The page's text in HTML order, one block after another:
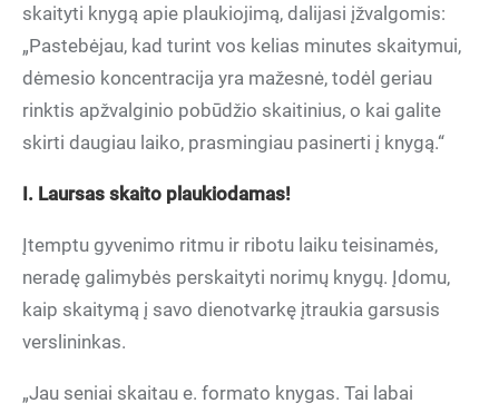
skaityti knygą apie plaukiojimą, dalijasi įžvalgomis:
„Pastebėjau, kad turint vos kelias minutes skaitymui,
dėmesio koncentracija yra mažesnė, todėl geriau
rinktis apžvalginio pobūdžio skaitinius, o kai galite
skirti daugiau laiko, prasmingiau pasinerti į knygą.“
I. Laursas skaito plaukiodamas!
Įtemptu gyvenimo ritmu ir ribotu laiku teisinamės,
neradę galimybės perskaityti norimų knygų. Įdomu,
kaip skaitymą į savo dienotvarkę įtraukia garsusis
verslininkas.
„Jau seniai skaitau e. formato knygas. Tai labai